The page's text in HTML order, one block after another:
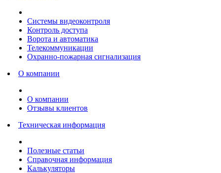
Системы видеоконтроля
Контроль доступа
Ворота и автоматика
Телекоммуникации
Охранно-пожарная сигнализация
О компании
О компании
Отзывы клиентов
Техническая информация
Полезные статьи
Справочная информация
Калькуляторы